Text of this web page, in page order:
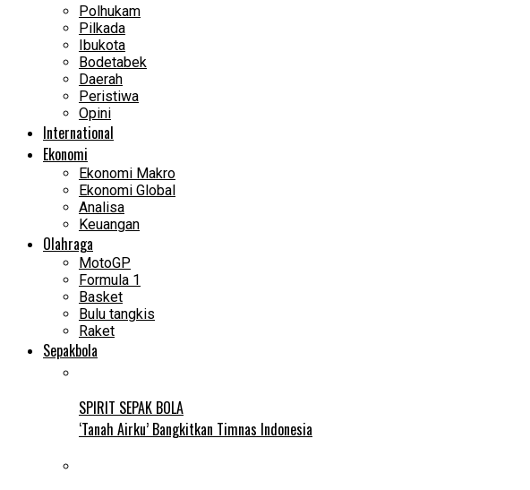
Polhukam
Pilkada
Ibukota
Bodetabek
Daerah
Peristiwa
Opini
International
Ekonomi
Ekonomi Makro
Ekonomi Global
Analisa
Keuangan
Olahraga
MotoGP
Formula 1
Basket
Bulu tangkis
Raket
Sepakbola
SPIRIT SEPAK BOLA
‘Tanah Airku’ Bangkitkan Timnas Indonesia